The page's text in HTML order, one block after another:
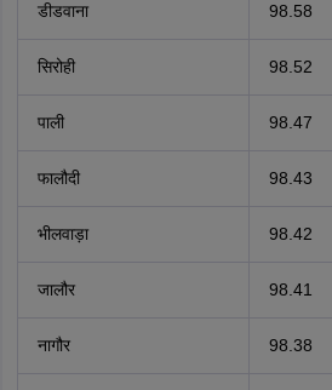
डीडवाना 98.58
सिरोही 98.52
पाली 98.47
फालौदी 98.43
भीलवाड़ा 98.42
जालौर 98.41
नागौर 98.38